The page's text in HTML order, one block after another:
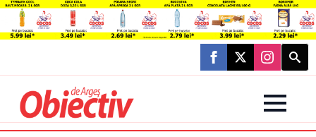
Search
for: